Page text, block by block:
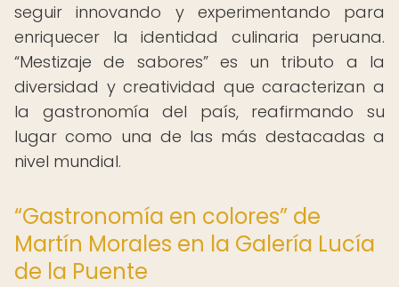
seguir innovando y experimentando para
enriquecer la identidad culinaria peruana.
“Mestizaje de sabores” es un tributo a la
diversidad y creatividad que caracterizan a
la gastronomía del país, reafirmando su
lugar como una de las más destacadas a
nivel mundial.
“Gastronomía en colores” de
Martín Morales en la Galería Lucía
de la Puente